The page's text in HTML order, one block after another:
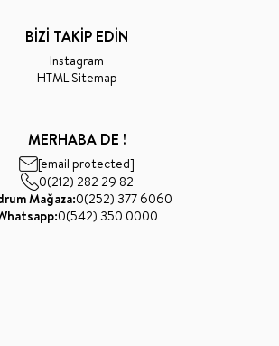
BİZİ TAKİP EDİN
Instagram
HTML Sitemap
MERHABA DE !
[email protected]
0(212) 282 29 82
Mağaza:0(252) 377 6060
0(542) 350 0000